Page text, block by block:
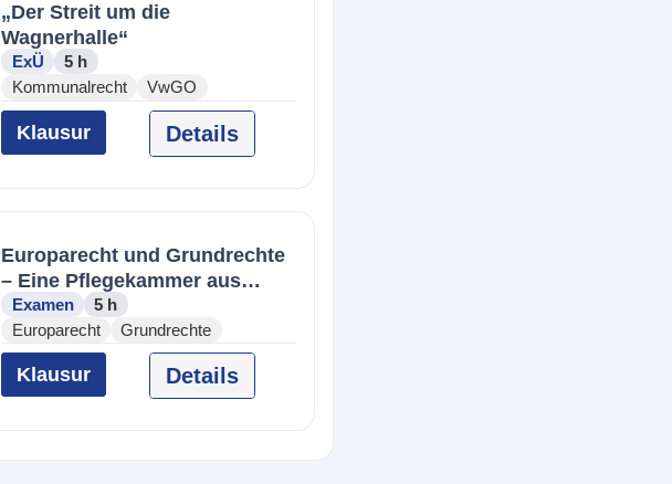
„Der Streit um die
Wagnerhalle“
ExÜ
5 h
Kommunalrecht
VwGO
Klausur Details
Europarecht und Grundrechte
– Eine Pflegekammer aus
Europa
Examen
5 h
Europarecht
Grundrechte
Klausur Details